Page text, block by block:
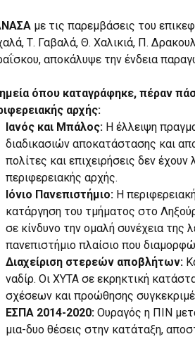
με τις παρεμβάσεις του
Τ. Γαβαλά, Θ. Χαλικιά, Π.
αποκάλυψε την ένδεια
όπου καταγράφηκε, πέραν
αρχής:
Ιανός και Μπάλος: Η έλλειψη
διαδικασιών αποκατάστασης και
πολίτες και επιχειρήσεις δεν
περιφερειακής αρχής.
Ιόνιο Πανεπιστήμιο: Η
κατάργηση του τμήματος στο
σε κίνδυνο την ομαλή συνέχεια της
πανεπιστήμιο πλαίσιο που
Διαχείριση στερεών αποβλήτων:
ναδίρ. Οι ΧΥΤΑ σε εκρηκτική
σχέσεων και προώθησης
ΕΣΠΑ 2014-2020: Ουραγός η ΠΙΝ
μια-δυο θέσεις στην κατάταξη,